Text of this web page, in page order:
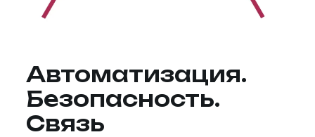
Автоматизация.
Безопасность.
Связь